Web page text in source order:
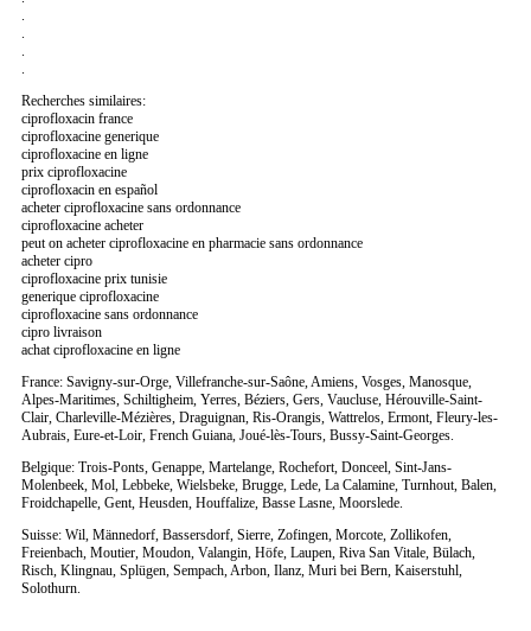
.
.
.
.
Recherches similaires:
ciprofloxacin france
ciprofloxacine generique
ciprofloxacine en ligne
prix ciprofloxacine
ciprofloxacin en español
acheter ciprofloxacine sans ordonnance
ciprofloxacine acheter
peut on acheter ciprofloxacine en pharmacie sans ordonnance
acheter cipro
ciprofloxacine prix tunisie
generique ciprofloxacine
ciprofloxacine sans ordonnance
cipro livraison
achat ciprofloxacine en ligne
France: Savigny-sur-Orge, Villefranche-sur-Saône, Amiens, Vosges, Manosque,
Alpes-Maritimes, Schiltigheim, Yerres, Béziers, Gers, Vaucluse, Hérouville-Saint-
Clair, Charleville-Mézières, Draguignan, Ris-Orangis, Wattrelos, Ermont, Fleury-les-
Aubrais, Eure-et-Loir, French Guiana, Joué-lès-Tours, Bussy-Saint-Georges.
Belgique: Trois-Ponts, Genappe, Martelange, Rochefort, Donceel, Sint-Jans-
Molenbeek, Mol, Lebbeke, Wielsbeke, Brugge, Lede, La Calamine, Turnhout, Balen,
Froidchapelle, Gent, Heusden, Houffalize, Basse Lasne, Moorslede.
Suisse: Wil, Männedorf, Bassersdorf, Sierre, Zofingen, Morcote, Zollikofen,
Freienbach, Moutier, Moudon, Valangin, Höfe, Laupen, Riva San Vitale, Bülach,
Risch, Klingnau, Splügen, Sempach, Arbon, Ilanz, Muri bei Bern, Kaiserstuhl,
Solothurn.